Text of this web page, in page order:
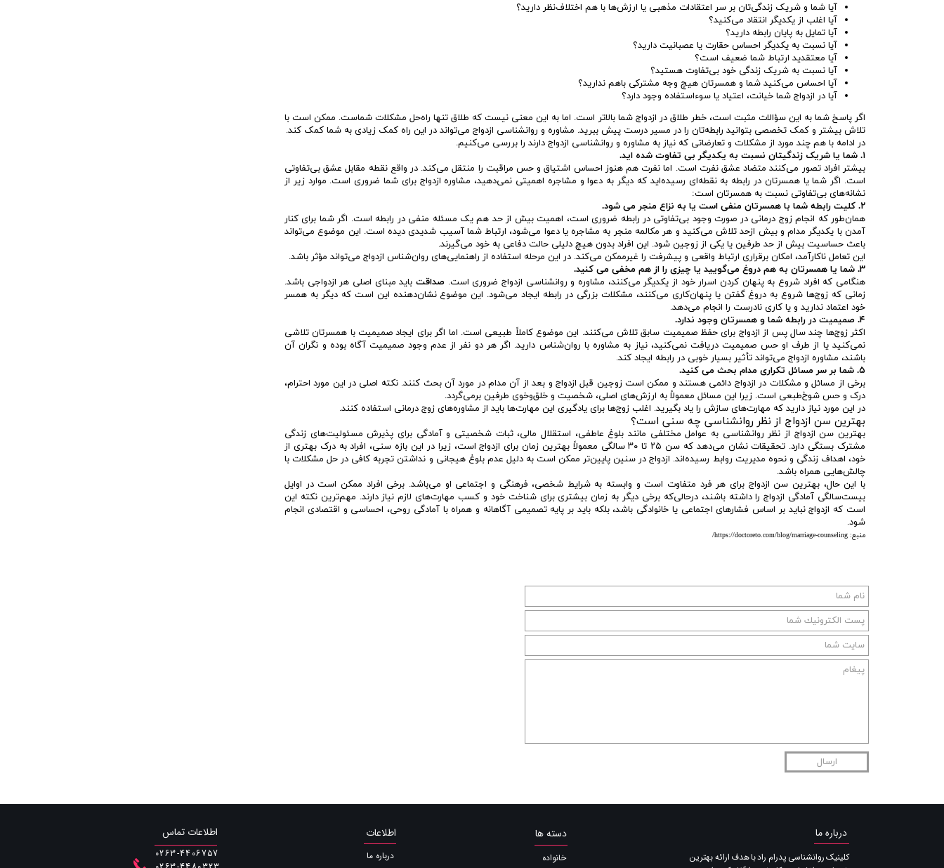
آیا شما و شریک زندگی‌تان بر سر اعتقادات مذهبی یا ارزش‌ها با هم اختلاف‌نظر دارید؟
آیا اغلب از یکدیگر انتقاد می‌کنید؟
آیا تمایل به پایان رابطه دارید؟
آیا نسبت به یکدیگر احساس حقارت یا عصبانیت دارید؟
آیا معتقدید ارتباط شما ضعیف است؟
آیا نسبت به شریک زندگی خود بی‌تفاوت هستید؟
آیا احساس می‌کنید شما و همسرتان هیچ وجه مشترکی باهم ندارید؟
آیا در ازدواج شما خیانت، اعتیاد یا سوءاستفاده وجود دارد؟
اگر پاسخ شما به این سؤالات مثبت است، خطر طلاق در ازدواج شما بالاتر است. اما به این معنی نیست که طلاق تنها راه‌حل مشکلات شماست. ممکن است با
تلاش بیشتر و کمک تخصصی بتوانید رابطه‌تان را در مسیر درست پیش ببرید. مشاوره و روانشناسی ازدواج می‌تواند در این راه کمک زیادی به شما کمک کند.
در ادامه با هم چند مورد از مشکلات و تعارضاتی که نیاز به مشاوره و روانشناسی ازدواج دارند را بررسی می‌کنیم.
۱. شما یا شریک زندگیتان نسبت به یکدیگر بی‌ تفاوت شده‌ اید.
بیشتر افراد تصور می‌کنند متضاد عشق نفرت است. اما نفرت هم هنوز احساس اشتیاق و حس مراقبت را منتقل می‌کند. در واقع نقطه مقابل عشق بی‌تفاوتی
است. اگر شما یا همسرتان در رابطه به نقطه‌ای رسیده‌اید که دیگر به دعوا و مشاجره اهمیتی نمی‌دهید، مشاوره ازدواج برای شما ضروری است. موارد زیر از
نشانه‌های بی‌تفاوتی نسبت به همسرتان است:
۲. کلیت رابطه شما با همسرتان منفی است یا به نزاع منجر می‌ شود.
همان‌طور که انجام زوج درمانی در صورت وجود بی‌تفاوتی در رابطه ضروری است، اهمیت بیش از حد هم یک مسئله منفی در رابطه است. اگر شما برای کنار
آمدن با یکدیگر مدام و بیش ‌از‌حد تلاش می‌کنید و هر مکالمه منجر به مشاجره یا دعوا می‌شود، ارتباط شما آسیب شدیدی دیده است. این موضوع می‌تواند
باعث حساسیت بیش از حد طرفین یا یکی از زوجین شود. این افراد بدون هیچ دلیلی حالت دفاعی به خود می‌گیرند.
این تعامل ناکارآمد، امکان برقراری ارتباط واقعی و پیشرفت را غیرممکن می‌کند. در این مرحله استفاده از راهنمایی‌های روان‌شناس ازدواج می‌تواند مؤثر باشد.
۳. شما یا همسرتان به هم دروغ می‌گویید یا چیزی را از هم مخفی می‌ کنید.
هنگامی که افراد شروع به پنهان کردن اسرار خود از یکدیگر می‌کنند، مشاوره و روانشناسی ازدواج ضروری است. صداقت باید مبنای اصلی هر ازدواجی باشد.
زمانی که زوج‌ها شروع به دروغ گفتن یا پنهان‌کاری می‌کنند، مشکلات بزرگی در رابطه ایجاد می‌شود. این موضوع نشان‌دهنده این است که دیگر به همسر
خود اعتماد ندارید و یا کاری نادرست را انجام می‌دهد.
۴. صمیمیت در رابطه شما و همسرتان وجود ندارد.
اکثر زوج‌ها چند سال پس از ازدواج برای حفظ صمیمیت سابق تلاش می‌کنند. این موضوع کاملاً طبیعی است. اما اگر برای ایجاد صمیمیت با همسرتان تلاشی
نمی‌کنید یا از طرف او حس صمیمیت دریافت نمی‌کنید، نیاز به مشاوره با روان‌شناس دارید. اگر هر دو نفر از عدم وجود صمیمیت آگاه بوده و نگران آن
باشند، مشاوره ازدواج می‌تواند تأثیر بسیار خوبی در رابطه ایجاد کند.
۵. شما بر سر مسائل تکراری مدام بحث می‌ کنید.
برخی از مسائل و مشکلات در ازدواج دائمی هستند و ممکن است زوجین قبل ازدواج و بعد از آن مدام در مورد آن بحث کنند. نکته اصلی در این مورد احترام،
درک و حس شوخ‌طبعی است. زیرا این مسائل معمولاً به ارزش‌های اصلی، شخصیت و خلق‌و‌خوی طرفین برمی‌گردد.
در این مورد نیاز دارید که مهارت‌های سازش را یاد بگیرید. اغلب زوج‌ها برای یادگیری این مهارت‌ها باید از مشاوره‌های زوج درمانی استفاده کنند.
بهترین سن ازدواج از نظر روانشناسی چه سنی است؟
بهترین سن ازدواج از نظر روانشناسی به عوامل مختلفی مانند بلوغ عاطفی، استقلال مالی، ثبات شخصیتی و آمادگی برای پذیرش مسئولیت‌های زندگی
مشترک بستگی دارد. تحقیقات نشان می‌دهد که سن ۲۵ تا ۳۰ سالگی معمولاً بهترین زمان برای ازدواج است، زیرا در این بازه سنی، افراد به درک بهتری از
خود، اهداف زندگی و نحوه مدیریت روابط رسیده‌اند. ازدواج در سنین پایین‌تر ممکن است به دلیل عدم بلوغ هیجانی و نداشتن تجربه کافی در حل مشکلات با
چالش‌هایی همراه باشد.
با این حال، بهترین سن ازدواج برای هر فرد متفاوت است و وابسته به شرایط شخصی، فرهنگی و اجتماعی او می‌باشد. برخی افراد ممکن است در اوایل
بیست‌سالگی آمادگی ازدواج را داشته باشند، درحالی‌که برخی دیگر به زمان بیشتری برای شناخت خود و کسب مهارت‌های لازم نیاز دارند. مهم‌ترین نکته این
است که ازدواج نباید بر اساس فشارهای اجتماعی یا خانوادگی باشد، بلکه باید بر پایه تصمیمی آگاهانه و همراه با آمادگی روحی، احساسی و اقتصادی انجام
شود.
منبع: https://doctoreto.com/blog/marriage-counseling/
ارسال
درباره ما
​کلینیک روانشناسی پدرام راد با هدف ارائه بهترین
خانواده
دسته ها اطلاعات اطلاعات تماس
0263-4406757
درباره ما